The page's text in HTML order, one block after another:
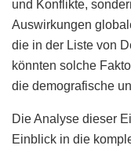
und Konflikte,
Auswirkungen
die in der Liste von
könnten solche
die demografische
Die Analyse dieser
Einblick in die